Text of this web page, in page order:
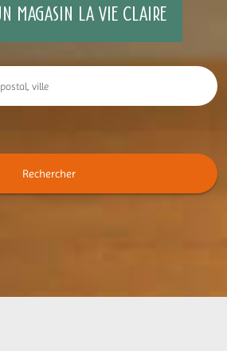
MAGASIN LA VIE CLAIRE
Rechercher